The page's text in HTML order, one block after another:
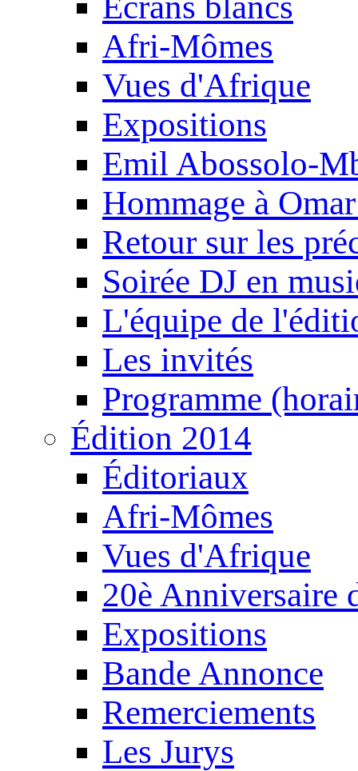
Afri-Mômes
Vues d'Afrique
Expositions
Emil Abossolo-
Hommage à
Retour sur les
Soirée DJ en
L'équipe de
Les invités
Programme
Édition 2014
Éditoriaux
Afri-Mômes
Vues d'Afrique
20è Anniversaire
Expositions
Bande Annonce
Remerciements
Les Jurys